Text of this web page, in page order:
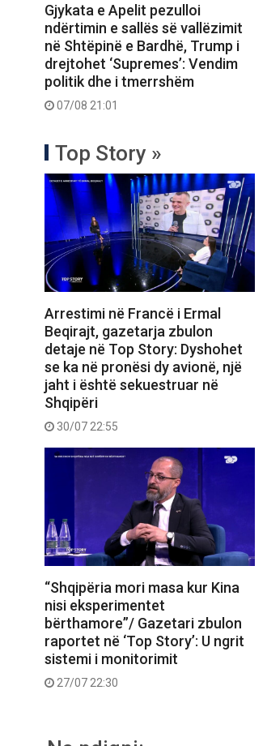
Gjykata e Apelit pezulloi
ndërtimin e sallës së vallëzimit
në Shtëpinë e Bardhë, Trump i
drejtohet ‘Supremes’: Vendim
politik dhe i tmerrshëm
07/08 21:01
Top Story »
Arrestimi në Francë i Ermal
Beqirajt, gazetarja zbulon
detaje në Top Story: Dyshohet
se ka në pronësi dy avionë, një
jaht i është sekuestruar në
Shqipëri
30/07 22:55
“Shqipëria mori masa kur Kina
nisi eksperimentet
bërthamore”/ Gazetari zbulon
raportet në ‘Top Story’: U ngrit
sistemi i monitorimit
27/07 22:30